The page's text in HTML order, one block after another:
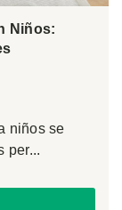
Niños:
niños se
per...